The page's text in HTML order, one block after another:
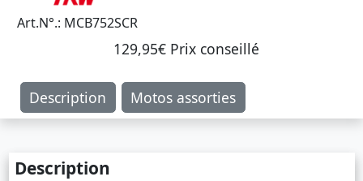
Art.N°.: MCB752SCR
129,95€ Prix ​​conseillé
Description Motos assorties
Description